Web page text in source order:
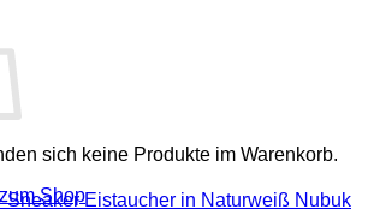
sich keine Produkte im Warenkorb.
Shop